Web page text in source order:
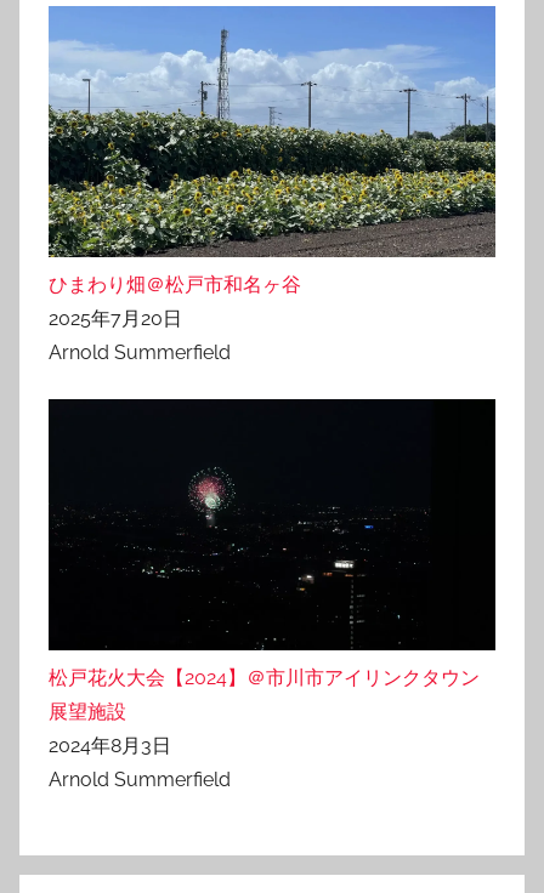
ひまわり畑＠松戸市和名ヶ谷
2025年7月20日
Arnold Summerfield
松戸花火大会【2024】＠市川市アイリンクタウン
展望施設
2024年8月3日
Arnold Summerfield